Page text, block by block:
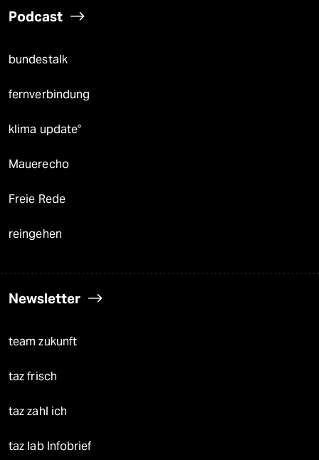
Podcast
bundestalk
fernverbindung
klima update°
Mauerecho
Freie Rede
reingehen
Newsletter
team zukunft
taz frisch
taz zahl ich
taz lab Infobrief